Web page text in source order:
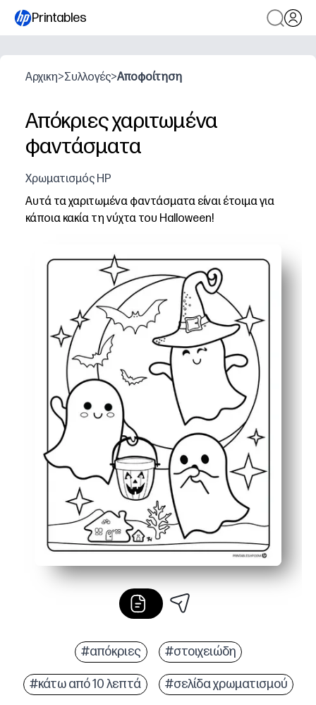
Printables
Αρχικη>Συλλογές>Αποφοίτηση
Απόκριες χαριτωμένα
φαντάσματα
Χρωματισμός HP
Αυτά τα χαριτωμένα φαντάσματα είναι έτοιμα για
κάποια κακία τη νύχτα του Halloween!
Εκτυπώστε και ξεκινήστε - μπορείτε να ρυθμίσετε
Διατηρεί τα παιδιά χαρούμενα απασχολημένα -
Ιδανικό για όλες τις ηλικίες - απλά σχήματα για
Λειτουργεί ως διακόσμηση - εμφανίστε τελειωμένη
#απόκριες #στοιχειώδη
#κάτω από 10 λεπτά #σελίδα χρωματισμού